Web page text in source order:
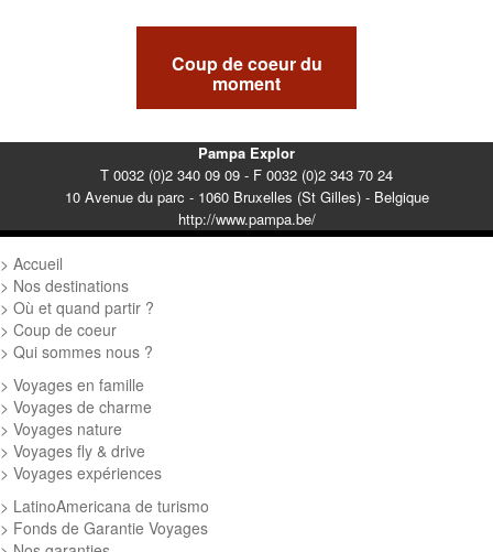
Coup de coeur du
moment
Pampa Explor
T 0032 (0)2 340 09 09 - F 0032 (0)2 343 70 24
10 Avenue du parc - 1060 Bruxelles (St Gilles) - Belgique
http://www.pampa.be/
Accueil
Nos destinations
Où et quand partir ?
Coup de coeur
Qui sommes nous ?
Voyages en famille
Voyages de charme
Voyages nature
Voyages fly & drive
Voyages expériences
LatinoAmericana de turismo
Fonds de Garantie Voyages